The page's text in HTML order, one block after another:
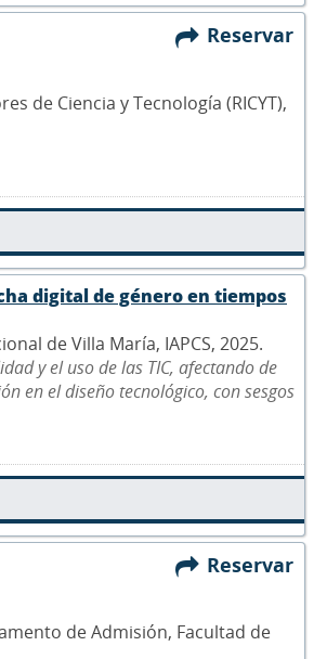
Reservar
de Ciencia y Tecnología (RICYT),
digital de género en tiempos
de Villa María, IAPCS, 2025.
y el uso de las TIC, afectando de
en el diseño tecnológico, con sesgos
Reservar
de Admisión, Facultad de